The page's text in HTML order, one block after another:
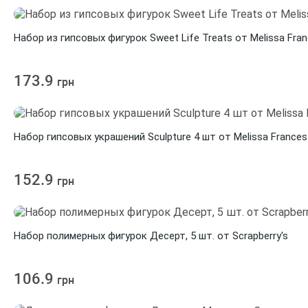
Набор из гипсовых фигурок Sweet Life Treats от Melissa
173.9 грн
Набор гипсовых украшений Sculpture 4 шт от Melissa Frances
152.9 грн
Набор полимерных фигурок Десерт, 5 шт. от Scrapberry's
106.9 грн